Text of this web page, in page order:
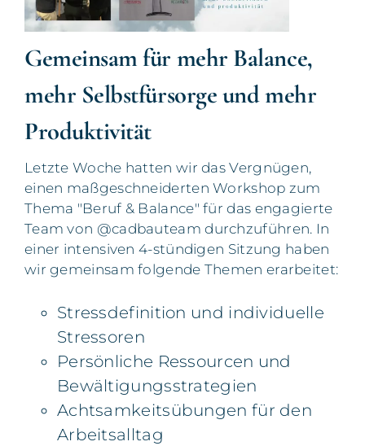
Gemeinsam für mehr Balance,
mehr Selbstfürsorge und mehr
Produktivität
Letzte Woche hatten wir das Vergnügen,
einen maßgeschneiderten Workshop zum
Thema "Beruf & Balance" für das engagierte
Team von @cadbauteam durchzuführen. In
einer intensiven 4-stündigen Sitzung haben
wir gemeinsam folgende Themen erarbeitet:
Stressdefinition und individuelle
Stressoren
Persönliche Ressourcen und
Bewältigungsstrategien
Achtsamkeitsübungen für den
Arbeitsalltag